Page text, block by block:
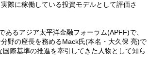
際に稼働している投資モデルとして評価さ
るアジア太平洋金融フォーラム(APFF)で、
野の座長を務めるMack氏(本名・大久保 亮)で
際基準の推進を牽引してきた人物として知ら